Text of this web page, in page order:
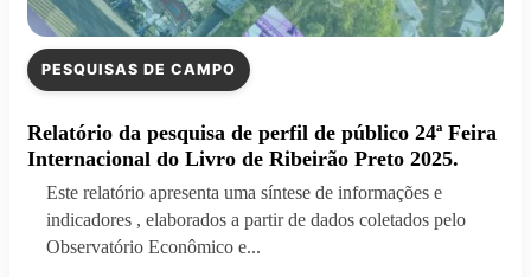
PESQUISAS DE CAMPO
Relatório da pesquisa de perfil de público 24ª Feira
Internacional do Livro de Ribeirão Preto 2025.
Este relatório apresenta uma síntese de informações e
indicadores , elaborados a partir de dados coletados pelo
Observatório Econômico e...